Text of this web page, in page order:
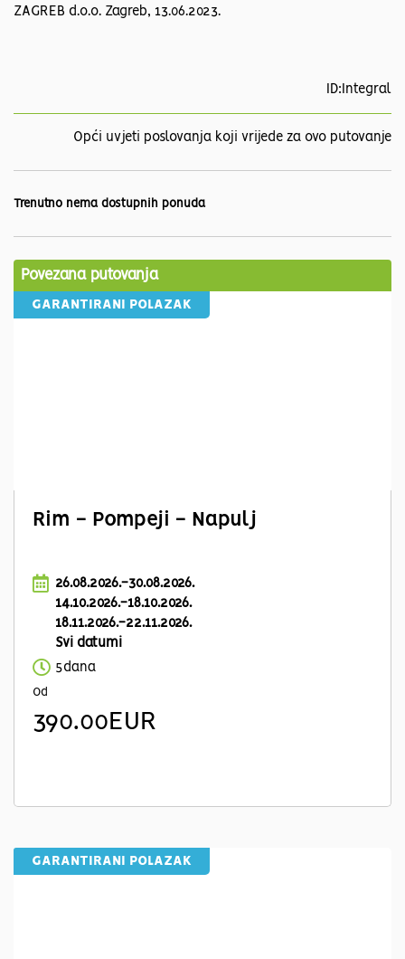
ZAGREB d.o.o. Zagreb, 13.06.2023.
ID:Integral
Opći uvjeti poslovanja koji vrijede za ovo putovanje
Trenutno nema dostupnih ponuda
Povezana putovanja
GARANTIRANI POLAZAK
Rim - Pompeji - Napulj
26.08.2026.-30.08.2026.
14.10.2026.-18.10.2026.
18.11.2026.-22.11.2026.
Svi datumi
5dana
Od
390.00EUR
GARANTIRANI POLAZAK